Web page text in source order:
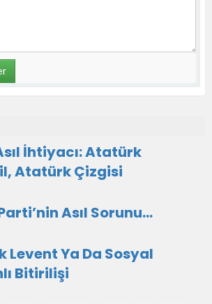
İhtiyacı: Atatürk
Atatürk Çizgisi
Asıl Sorunu…
Levent Ya Da Sosyal
Bitirilişi